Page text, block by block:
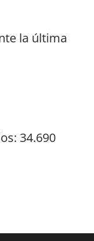
la última
34.690